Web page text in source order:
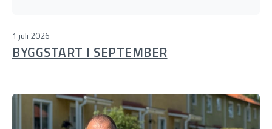
1 juli 2026
BYGGSTART I SEPTEMBER